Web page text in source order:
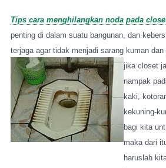
Tips cara menghilangkan noda pada
penting di dalam suatu bangunan, dan
terjaga agar tidak menjadi sarang kuman dan
jika closet
nampak
kaki,
kekuning-
bagi kita
maka dari
haruslah